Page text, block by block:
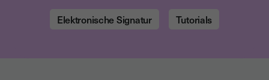
Elektronische Signatur Tutorials